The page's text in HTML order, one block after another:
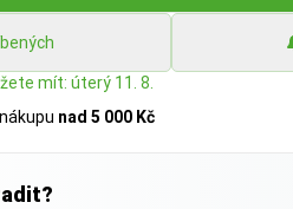
mít: úterý 11. 8.
nad 5 000 Kč